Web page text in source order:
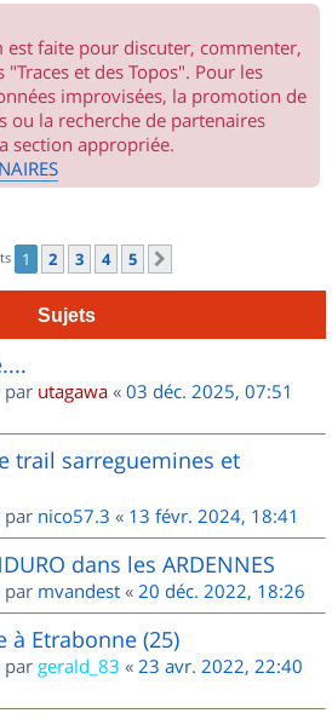
est faite pour discuter, commenter,
et des Topos". Pour les
improvisées, la promotion de
ou la recherche de partenaires
section appropriée.
1 2 3 4 5
Sujets
par utagawa « 03 déc. 2025, 07:51
trail sarreguemines et
par nico57.3 « 13 févr. 2024, 18:41
dans les ARDENNES
par mvandest « 20 déc. 2022, 18:26
à Etrabonne (25)
par gerald_83 « 23 avr. 2022, 22:40